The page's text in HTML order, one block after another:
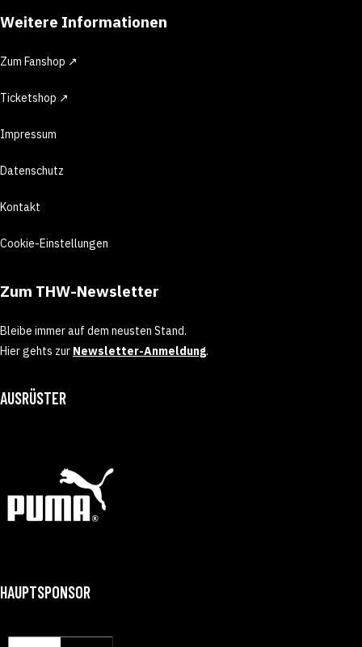
Weitere Informationen
Zum Fanshop ↗
Ticketshop ↗
Impressum
Datenschutz
Kontakt
Cookie-Einstellungen
Zum THW-Newsletter
Bleibe immer auf dem neusten Stand.
Hier gehts zur Newsletter-Anmeldung.
AUSRÜSTER
HAUPTSPONSOR